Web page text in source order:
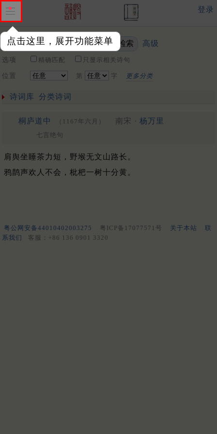
点击这里，展开功能菜单
登录
关键词 高级
选项 精确匹配 只显示相关诗句
位置 第 字 更多分类
诗词库 分类诗词
桐庐道中 （1167年六月） 南宋 · 杨万里
七言绝句
肩舆坐睡茶力短，野堠无文山路长。
鸦鹊声欢人不会，枇杷一树十分黄。
粤公网安备44010402003275 粤ICP备17077571号 关于本站
联
系我们
客服：+86 136 0901 3320